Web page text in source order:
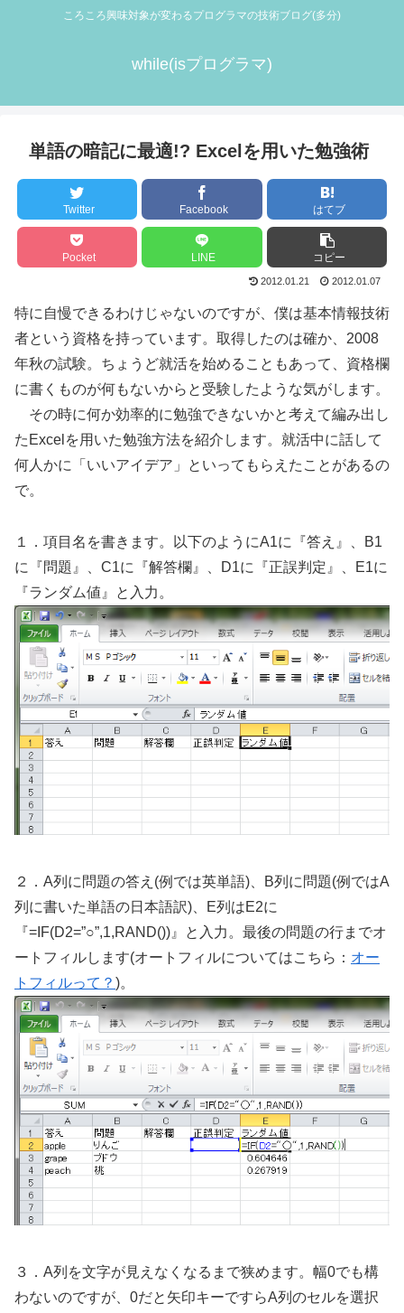
ころころ興味対象が変わるプログラマの技術ブログ(多分)
while(isプログラマ)
単語の暗記に最適!? Excelを用いた勉強術
Twitter Facebook はてブ
Pocket LINE コピー
2012.01.21 2012.01.07
特に自慢できるわけじゃないのですが、僕は基本情報技術
者という資格を持っています。取得したのは確か、2008
年秋の試験。ちょうど就活を始めることもあって、資格欄
に書くものが何もないからと受験したような気がします。
その時に何か効率的に勉強できないかと考えて編み出し
たExcelを用いた勉強方法を紹介します。就活中に話して
何人かに「いいアイデア」といってもらえたことがあるの
で。
１．項目名を書きます。以下のようにA1に『答え』、B1
に『問題』、C1に『解答欄』、D1に『正誤判定』、E1に
『ランダム値』と入力。
２．A列に問題の答え(例では英単語)、B列に問題(例ではA
列に書いた単語の日本語訳)、E列はE2に
『=IF(D2=”○”,1,RAND())』と入力。最後の問題の行までオ
ートフィルします(オートフィルについてはこちら： オー
トフィルって？ )。
３．A列を文字が見えなくなるまで狭めます。幅0でも構
わないのですが、0だと矢印キーですらA列のセルを選択